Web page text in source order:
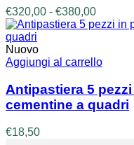
varianti.
Le
opzioni
possono
essere
scelte
nella
pagina
del
€320,00 - €380,00Fascia
di
€320,00
€380,00
Nuovo
Aggiungi al carrello
Antipastiera 5
cementine a quadri
€18,50